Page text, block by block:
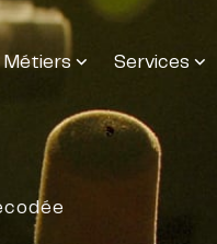
Métiers Services